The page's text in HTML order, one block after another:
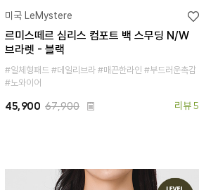
미국 LeMystere
르미스떼르 심리스 컴포트 백 스무딩 N/W
브라렛 - 블랙
#일체형패드 #데일리브라 #매끈한라인 #부드러운촉감
#노와이어
45,900 67,900 리뷰 5